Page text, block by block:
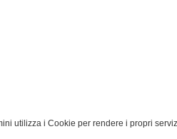
utilizza i Cookie per rendere i propri